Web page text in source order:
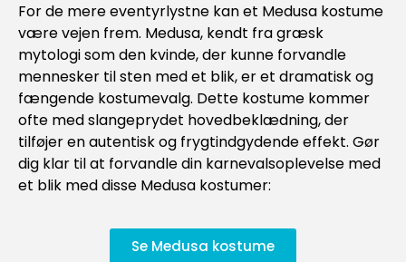
For de mere eventyrlystne kan et Medusa kostume
være vejen frem. Medusa, kendt fra græsk
mytologi som den kvinde, der kunne forvandle
mennesker til sten med et blik, er et dramatisk og
fængende kostumevalg. Dette kostume kommer
ofte med slangeprydet hovedbeklædning, der
tilføjer en autentisk og frygtindgydende effekt. Gør
dig klar til at forvandle din karnevalsoplevelse med
et blik med disse Medusa kostumer:
Se Medusa kostume